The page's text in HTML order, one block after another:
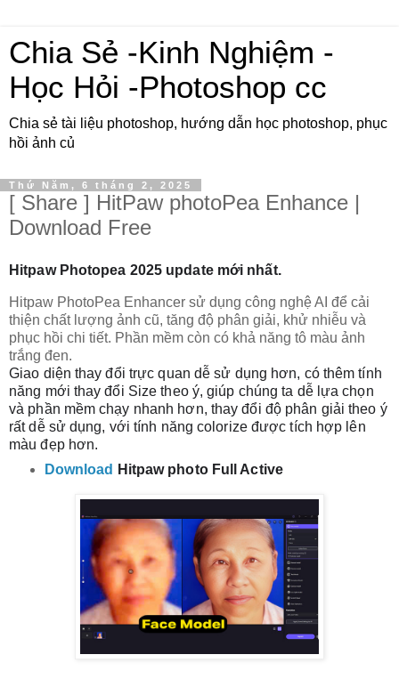
Chia Sẻ -Kinh Nghiệm -
Học Hỏi -Photoshop cc
Chia sẻ tài liệu photoshop, hướng dẫn học photoshop, phục
hồi ảnh củ
Thứ Năm, 6 tháng 2, 2025
[ Share ] HitPaw photoPea Enhance |
Download Free
Hitpaw Photopea 2025 update mới nhất.
Hitpaw PhotoPea Enhancer sử dụng công nghệ AI để cải
thiện chất lượng ảnh cũ, tăng độ phân giải, khử nhiễu và
phục hồi chi tiết. Phần mềm còn có khả năng tô màu ảnh
trắng đen.
Giao diện thay đổi trực quan dễ sử dụng hơn, có thêm tính
năng mới thay đổi Size theo ý, giúp chúng ta dễ lựa chọn
và phần mềm chạy nhanh hơn, thay đổi độ phân giải theo ý
rất dễ sử dụng, với tính năng colorize được tích hợp lên
màu đẹp hơn.
Download
Hitpaw photo Full Active